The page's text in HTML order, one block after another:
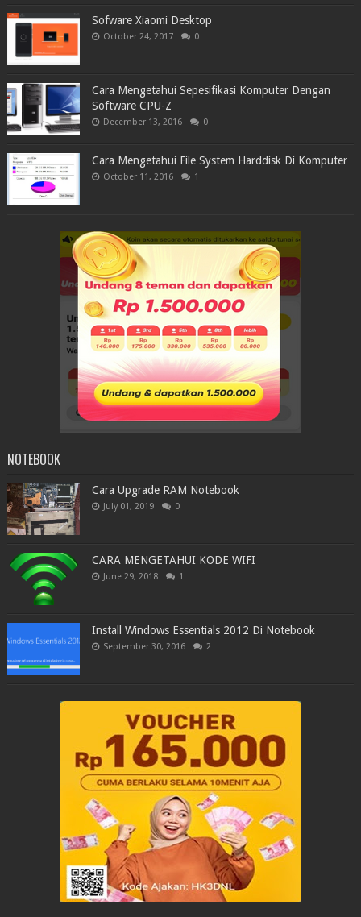
Sofware Xiaomi Desktop
October 24, 2017 0
Cara Mengetahui Sepesifikasi Komputer Dengan
Software CPU-Z
December 13, 2016 0
Cara Mengetahui File System Harddisk Di Komputer
October 11, 2016 1
NOTEBOOK
Cara Upgrade RAM Notebook
July 01, 2019 0
CARA MENGETAHUI KODE WIFI
June 29, 2018 1
Install Windows Essentials 2012 Di Notebook
September 30, 2016 2